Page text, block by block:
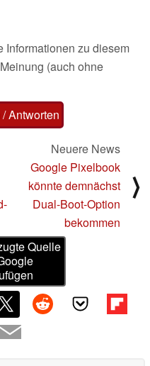
Informationen zu diesem
(auch ohne
Antworten
Neuere News
Google Pixelbook
könnte demnächst
Dual-Boot-Option
bekommen
⟩
Quelle